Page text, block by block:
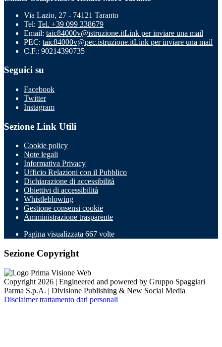
Via Lazio, 27 - 74121 Taranto
Tel: Tel. +39 099 338679
Email: taic84000v@istruzione.itLink per inviare una mail
PEC: taic84000v@pec.istruzione.itLink per inviare una mail
C.F.: 90214390735
Seguici su
Facebook
Twitter
Instagram
Sezione Link Utili
Cookie policy
Note legali
Informativa Privacy
Ufficio Relazioni con il Pubblico
Dichiarazione di accessibilità
Obiettivi di accessibilità
Whistleblowing
Gestione consensi cookie
Amministrazione trasparente
Pagina visualizzata 667 volte
Sezione Copyright
Copyright 2026 | Engineered and powered by Gruppo Spaggiari
Parma S.p.A. | Divisione Publishing & New Social Media
Disclaimer trattamento dati personali